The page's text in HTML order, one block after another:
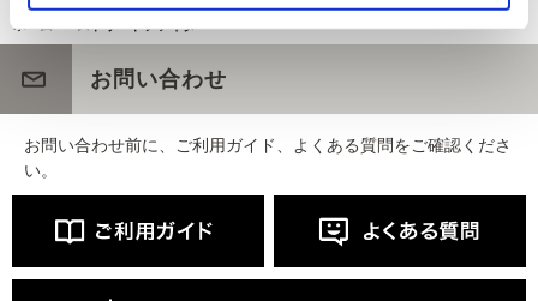
ホーム
お問い合わせ
お問い合わせ前に、ご利用ガイド、よくある質問をご確認くださ
い。